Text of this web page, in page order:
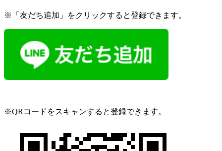
※「友だち追加」をクリックすると登録できます。
※QRコードをスキャンすると登録できます。